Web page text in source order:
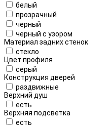
белый
прозрачный
черный
черный с узором
Материал задних стенок
стекло
Цвет профиля
серый
Конструкция дверей
раздвижные
Верхний душ
есть
Верхняя подсветка
есть